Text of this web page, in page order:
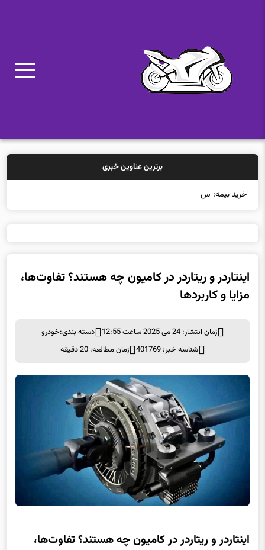
برترین عناوین خبری
خرید بیمه: سنتی یا آنلاین؟ کدا
اینتاردر و ریتاردر در کامیون چه هستند؟ تفاوت‌ها،
مزایا و کاربردها
زمان انتشار: 24 می 2025 ساعت 12:55 دسته بندی:خودرو
شناسه خبر: 401769
زمان مطالعه: 20 دقیقه
اینتاردر و ریتاردر در کامیون چه هستند؟ تفاوت‌ها،